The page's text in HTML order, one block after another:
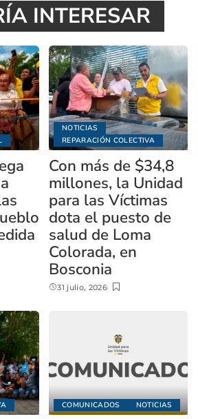
INTERESAR
NOTICIAS
REPARACIÓN COLECTIVA
Con más de $34,8
millones, la Unidad
para las Víctimas
dota el puesto de
salud de Loma
Colorada, en
Bosconia
31 julio, 2026
COMUNICADOS NOTICIAS